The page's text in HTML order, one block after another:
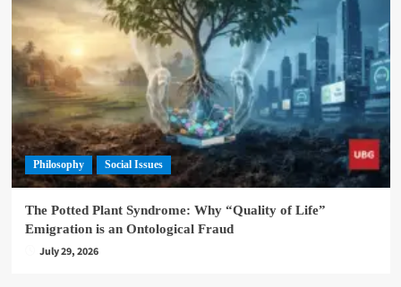
Philosophy Social Issues
The Potted Plant Syndrome: Why “Quality of Life”
Emigration is an Ontological Fraud
July 29, 2026